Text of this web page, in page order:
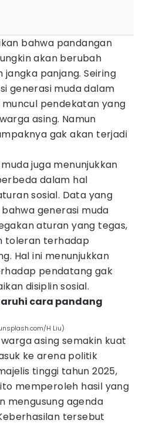
bahwa pandangan
akan berubah
panjang. Seiring
generasi muda dalam
pendekatan yang
asing. Namun
gak akan terjadi
juga menunjukkan
dalam hal
sosial. Data yang
generasi muda
aturan yang tegas,
toleran terhadap
Hal ini menunjukkan
pendatang gak
disiplin sosial.
cara pandang
H Liu)
asing semakin kuat
ke arena politik
tinggi tahun 2025,
memperoleh hasil yang
mengusung agenda
tersebut